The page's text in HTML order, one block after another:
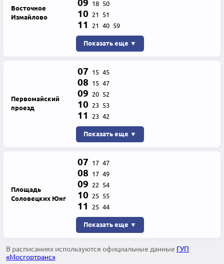
Восточное
Измайлово
09 18 50
10 21 51
11 21 40 59
Показать еще ▼
Первомайский
проезд
07 15 45
08 15 47
09 20 52
10 23 53
11 23 42
Показать еще ▼
Площадь
Соловецких Юнг
07 17 47
08 17 49
09 22 54
10 25 55
11 25 44
Показать еще ▼
В расписаниях используются официальные данные ГУП
«Мосгортранс»